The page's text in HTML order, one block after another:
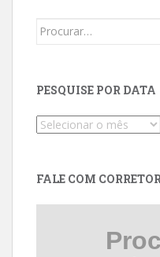
Search
PESQUISE POR DATA
Pesquise
FALE COM CORRETOR